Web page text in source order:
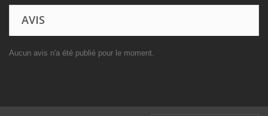
AVIS
Aucun avis n'a été publié pour le moment.